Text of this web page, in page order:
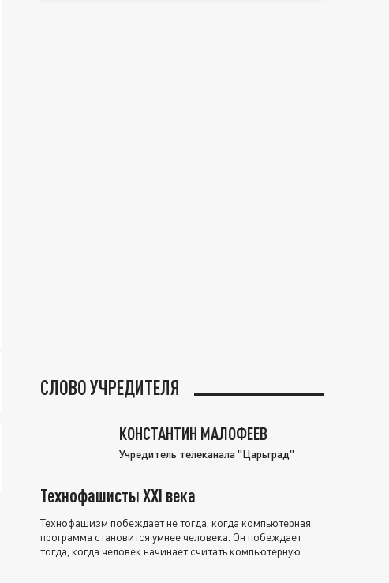
СЛОВО УЧРЕДИТЕЛЯ
КОНСТАНТИН МАЛОФЕЕВ
Учредитель телеканала "Царьград"
Технофашисты XXI века
Технофашизм побеждает не тогда, когда компьютерная
программа становится умнее человека. Он побеждает
тогда, когда человек начинает считать компьютерную